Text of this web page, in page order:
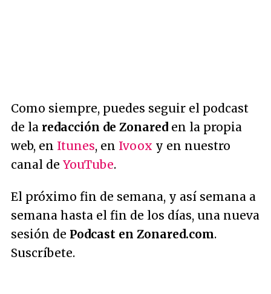
Como siempre, puedes seguir el podcast
de la redacción de Zonared en la propia
web, en Itunes, en Ivoox y en nuestro
canal de YouTube.
El próximo fin de semana, y así semana a
semana hasta el fin de los días, una nueva
sesión de Podcast en Zonared.com.
Suscríbete.